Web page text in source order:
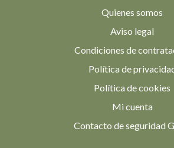
Quienes somos
Aviso legal
Condiciones de
Política de
Política de cookies
Mi cuenta
Contacto de seguridad